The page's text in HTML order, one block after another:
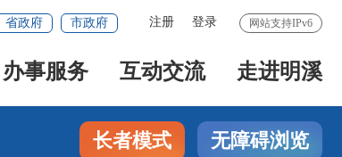
网站支持IPv6
注册 登录
省政府 市政府
办事服务 互动交流 走进明溪
长者模式 无障碍浏览